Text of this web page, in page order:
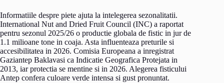
Informatiile despre piete ajuta la intelegerea sezonalitatii.
International Nut and Dried Fruit Council (INC) a raportat
pentru sezonul 2025/26 o productie globala de fistic in jur de
1.1 milioane tone in coaja. Asta influenteaza preturile si
accesibilitatea in 2026. Comisia Europeana a inregistrat
Gaziantep Baklavasi ca Indicatie Geografica Protejata in
2013, iar protectia se mentine si in 2026. Alegerea fisticului
Antep confera culoare verde intensa si gust pronuntat.